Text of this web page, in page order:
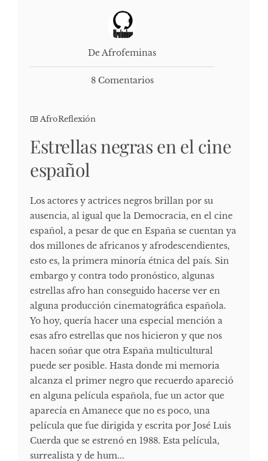
De Afrofeminas
8 Comentarios
AfroReflexión
Estrellas negras en el cine
español
Los actores y actrices negros brillan por su
ausencia, al igual que la Democracia, en el cine
español, a pesar de que en España se cuentan ya
dos millones de africanos y afrodescendientes,
esto es, la primera minoría étnica del país. Sin
embargo y contra todo pronóstico, algunas
estrellas afro han conseguido hacerse ver en
alguna producción cinematográfica española.
Yo hoy, quería hacer una especial mención a
esas afro estrellas que nos hicieron y que nos
hacen soñar que otra España multicultural
puede ser posible. Hasta donde mi memoria
alcanza el primer negro que recuerdo apareció
en alguna película española, fue un actor que
aparecía en Amanece que no es poco, una
película que fue dirigida y escrita por José Luis
Cuerda que se estrenó en 1988. Esta película,
surrealista y de hum...